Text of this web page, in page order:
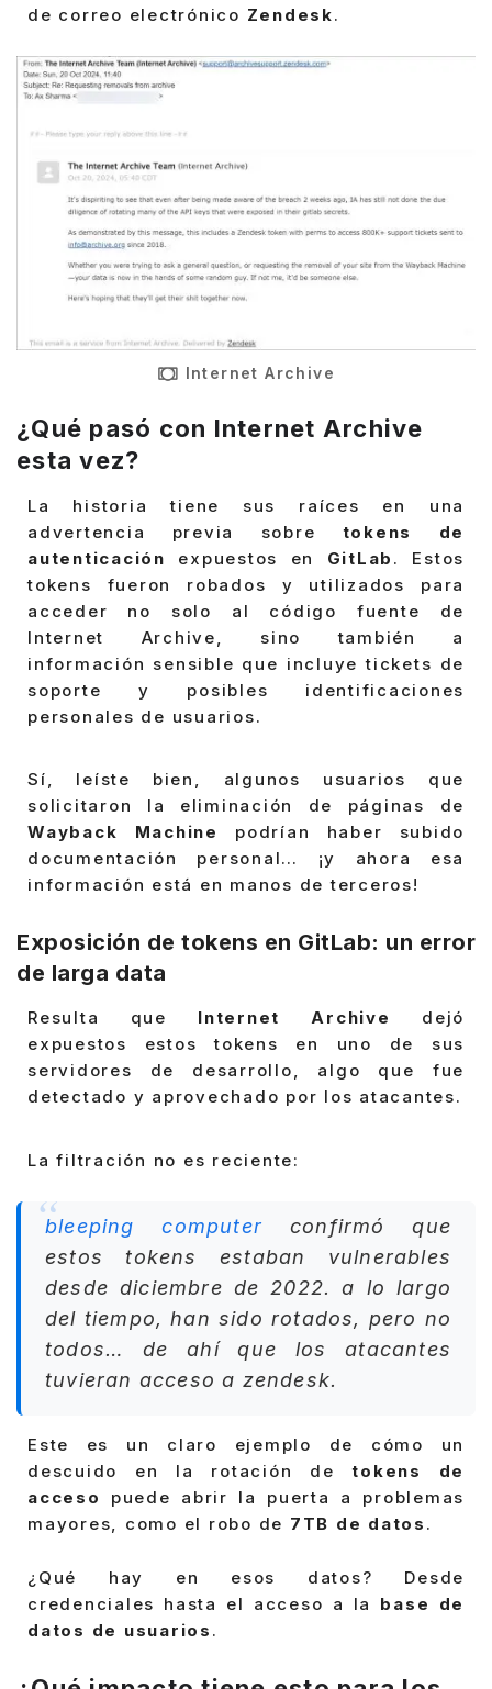
de correo electrónico Zendesk.
Internet Archive
¿Qué pasó con Internet Archive
esta vez?
La historia tiene sus raíces en una
advertencia previa sobre tokens de
autenticación expuestos en GitLab . Estos
tokens fueron robados y utilizados para
acceder no solo al código fuente de
Internet Archive, sino también a
información sensible que incluye tickets de
soporte y posibles identificaciones
personales de usuarios.
Sí, leíste bien, algunos usuarios que
solicitaron la eliminación de páginas de
Wayback Machine
podrían haber subido
documentación personal… ¡y ahora esa
información está en manos de terceros!
Exposición de tokens en GitLab: un error
de larga data
Resulta que Internet Archive
dejó
expuestos estos tokens en uno de sus
servidores de desarrollo, algo que fue
detectado y aprovechado por los atacantes.
La filtración no es reciente:
bleeping computer confirmó que
estos tokens estaban vulnerables
desdediciembre de 2022. a lo largo
del tiempo, han sido rotados, pero no
todos… de ahí que los atacantes
tuvieran acceso a zendesk.
Este es un claro ejemplo de cómo un
descuido en la rotación detokens de
acceso
puede abrir la puerta a problemas
mayores, como el robo de 7TB de datos .
¿Qué hay en esos datos? Desde
credenciales hasta el acceso a la base de
datos de usuarios .